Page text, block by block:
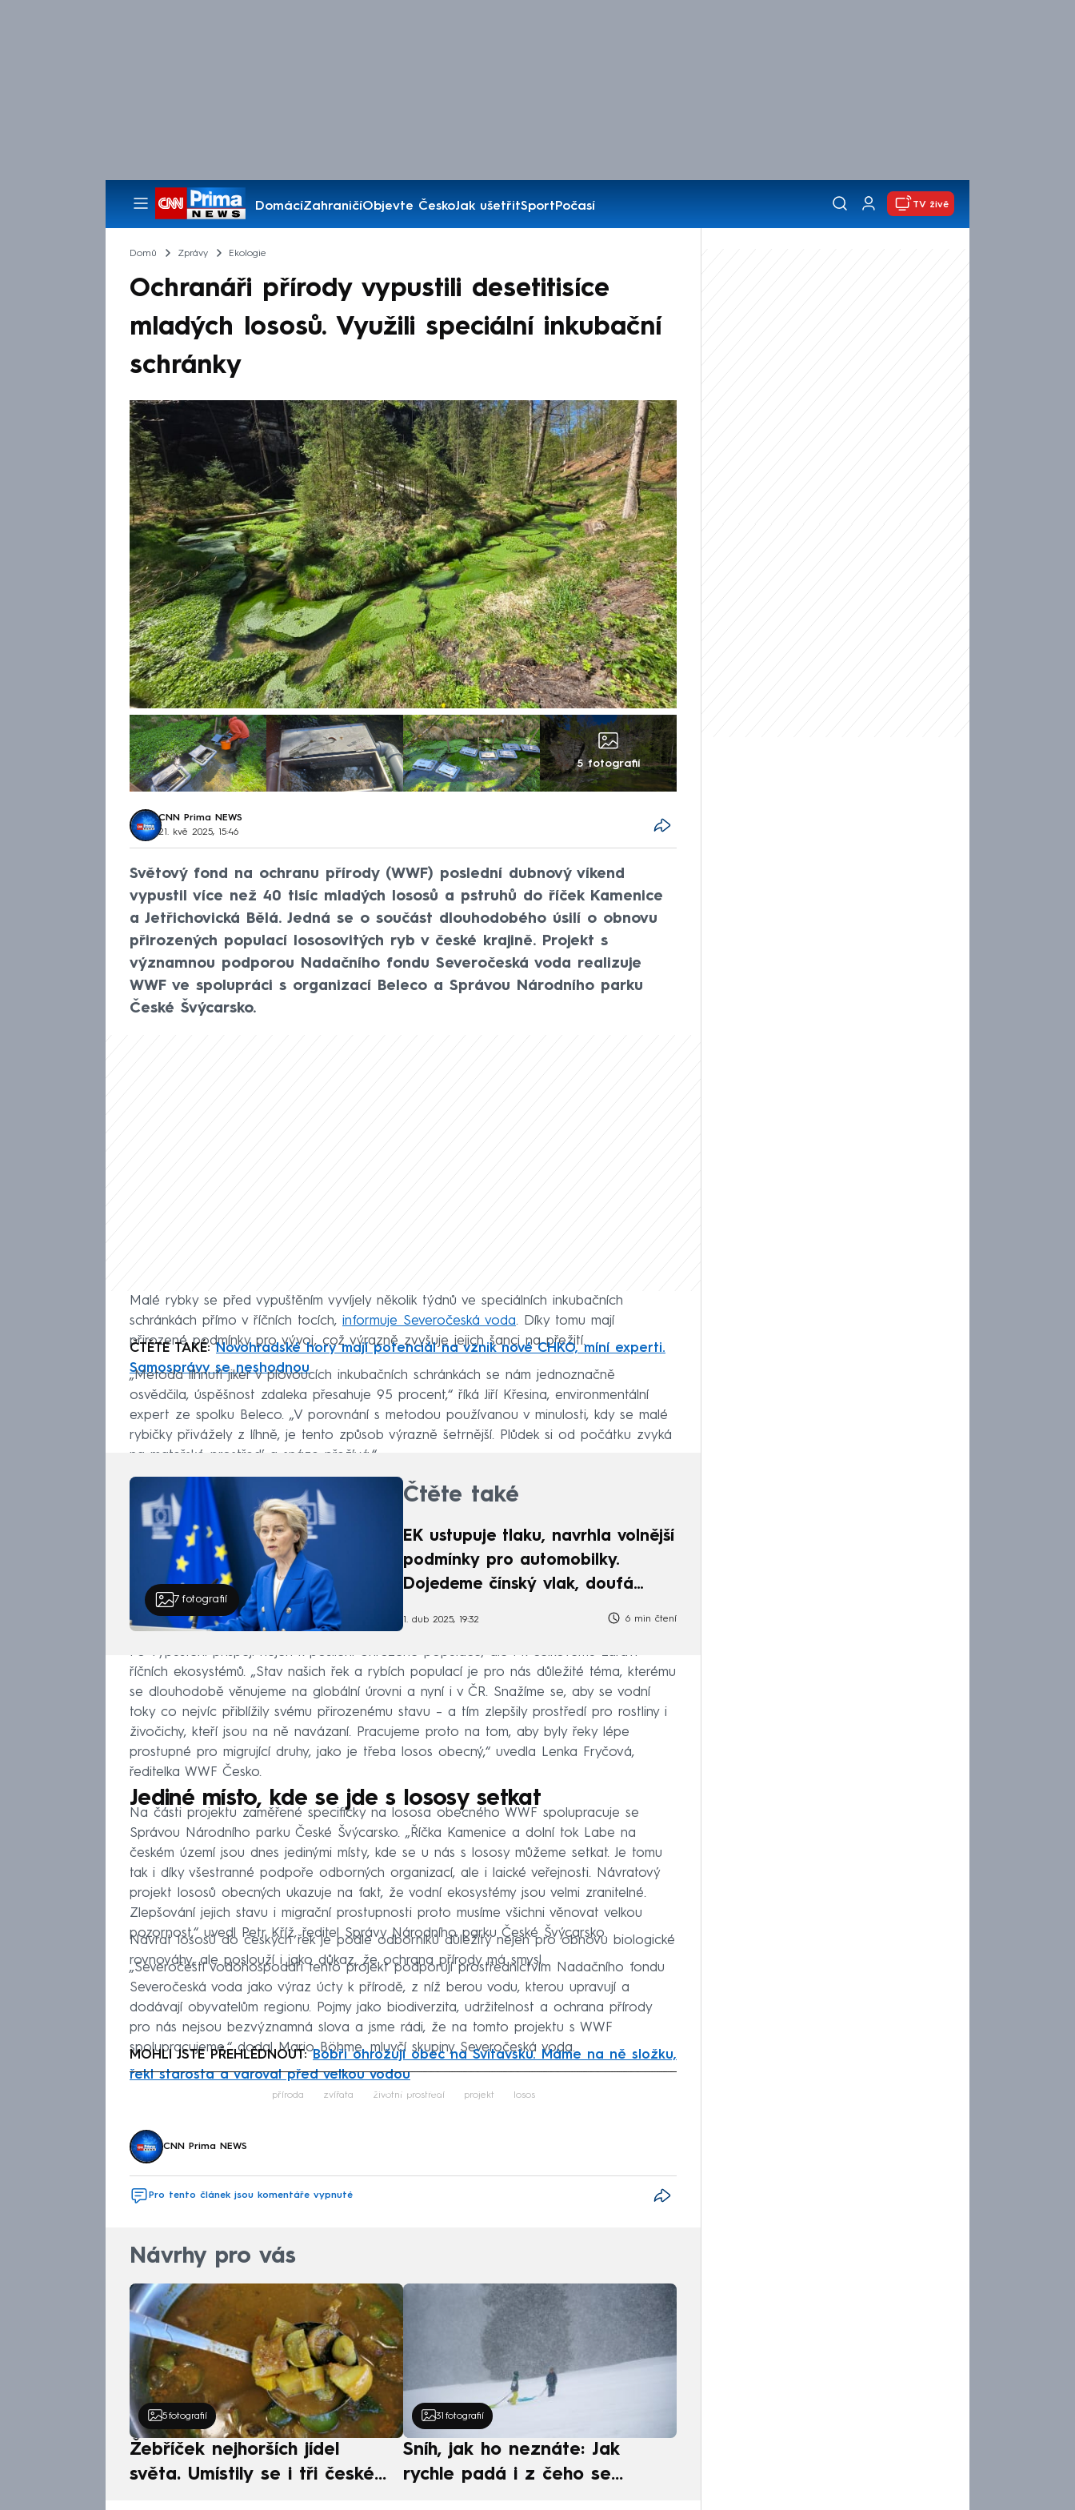
DomácíZahraničíObjevte ČeskoJak ušetřitSportPočasí
Pořady
TV živě
Domů Zprávy Ekologie
Ochranáři přírody vypustili desetitisíce
mladých lososů. Využili speciální inkubační
schránky
5 fotografií
CNN Prima NEWS
21. kvě 2025, 15:46
Světový fond na ochranu přírody (WWF) poslední dubnový víkend
vypustil více než 40 tisíc mladých lososů a pstruhů do říček Kamenice
a Jetřichovická Bělá. Jedná se o součást dlouhodobého úsilí o obnovu
přirozených populací lososovitých ryb v české krajině. Projekt s
významnou podporou Nadačního fondu Severočeská voda realizuje
WWF ve spolupráci s organizací Beleco a Správou Národního parku
České Švýcarsko.
Malé rybky se před vypuštěním vyvíjely několik týdnů ve speciálních inkubačních
schránkách přímo v říčních tocích, informuje Severočeská voda. Díky tomu mají
přirozené podmínky pro vývoj, což výrazně zvyšuje jejich šanci na přežití.
ČTĚTE TAKÉ:Novohradské hory mají potenciál na vznik nové CHKO, míní experti.
Samosprávy se neshodnou
„Metoda líhnutí jiker v plovoucích inkubačních schránkách se nám jednoznačně
osvědčila, úspěšnost zdaleka přesahuje 95 procent,“ říká Jiří Křesina, environmentální
expert ze spolku Beleco. „V porovnání s metodou používanou v minulosti, kdy se malé
rybičky přivážely z líhně, je tento způsob výrazně šetrnější. Plůdek si od počátku zvyká
na mateřské prostředí a snáze přežívá.“
7 fotografií
Čtěte také
EK ustupuje tlaku, navrhla volnější
podmínky pro automobilky.
Dojedeme čínský vlak, doufá
1. dub 2025, 19:32 6 min čtení
Po vypuštění přispějí nejen k posílení ohrožené populace, ale i k celkovému zdraví
říčních ekosystémů. „Stav našich řek a rybích populací je pro nás důležité téma, kterému
se dlouhodobě věnujeme na globální úrovni a nyní i v ČR. Snažíme se, aby se vodní
toky co nejvíc přiblížily svému přirozenému stavu – a tím zlepšily prostředí pro rostliny i
živočichy, kteří jsou na ně navázaní. Pracujeme proto na tom, aby byly řeky lépe
prostupné pro migrující druhy, jako je třeba losos obecný,“ uvedla Lenka Fryčová,
ředitelka WWF Česko.
Jediné místo, kde se jde s lososy setkat
Na části projektu zaměřené specificky na lososa obecného WWF spolupracuje se
Správou Národního parku České Švýcarsko. „Říčka Kamenice a dolní tok Labe na
českém území jsou dnes jedinými místy, kde se u nás s lososy můžeme setkat. Je tomu
tak i díky všestranné podpoře odborných organizací, ale i laické veřejnosti. Návratový
projekt lososů obecných ukazuje na fakt, že vodní ekosystémy jsou velmi zranitelné.
Zlepšování jejich stavu i migrační prostupnosti proto musíme všichni věnovat velkou
pozornost,“ uvedl Petr Kříž, ředitel Správy Národního parku České Švýcarsko.
Návrat lososů do českých řek je podle odborníků důležitý nejen pro obnovu biologické
rovnováhy, ale poslouží i jako důkaz, že ochrana přírody má smysl.
„Severočeští vodohospodáři tento projekt podporují prostřednictvím Nadačního fondu
Severočeská voda jako výraz úcty k přírodě, z níž berou vodu, kterou upravují a
dodávají obyvatelům regionu. Pojmy jako biodiverzita, udržitelnost a ochrana přírody
pro nás nejsou bezvýznamná slova a jsme rádi, že na tomto projektu s WWF
spolupracujeme,“ dodal Mario Böhme, mluvčí skupiny Severočeská voda.
MOHLI JSTE PŘEHLÉDNOUT:Bobři ohrožují obec na Svitavsku. Máme na ně složku,
řekl starosta a varoval před velkou vodou
Failed to fetch
příroda zvířata životní prostředí projekt losos
CNN Prima NEWS
Pro tento článek jsou komentáře vypnuté
Návrhy pro vás
5 fotografií
Žebříček nejhorších jídel
světa. Umístily se i tři české
31 fotografií
Sníh, jak ho neznáte: Jak
rychle padá i z čeho se